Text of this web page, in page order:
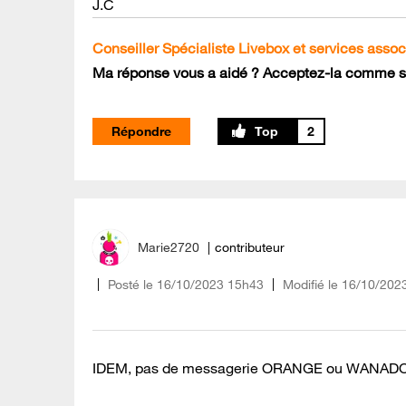
J.C
Conseiller Spécialiste Livebox et services
Ma réponse vous a aidé ? Acceptez-la comme
Répondre 2
Marie2720 contributeur
Posté le ‎16/10/2023 15h43 Modifié le 16/10/
IDEM, pas de messagerie ORANGE ou